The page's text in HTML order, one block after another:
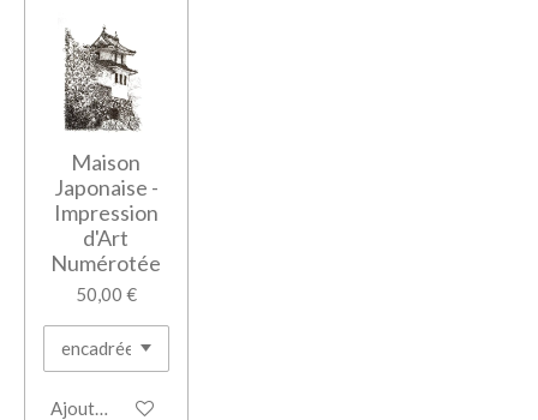
Maison
Japonaise -
Impression
d'Art
Numérotée
50,00 €
Ajouter au panier